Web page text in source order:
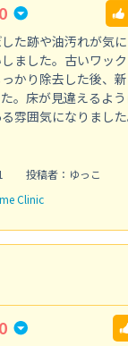
た跡や油汚れが気
ました。古いワッ
かり除去した後、
。床が見違えるよ
雰囲気になりました
投稿者：ゆっこ
Clinic